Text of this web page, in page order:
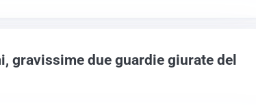
gravissime due guardie giurate del